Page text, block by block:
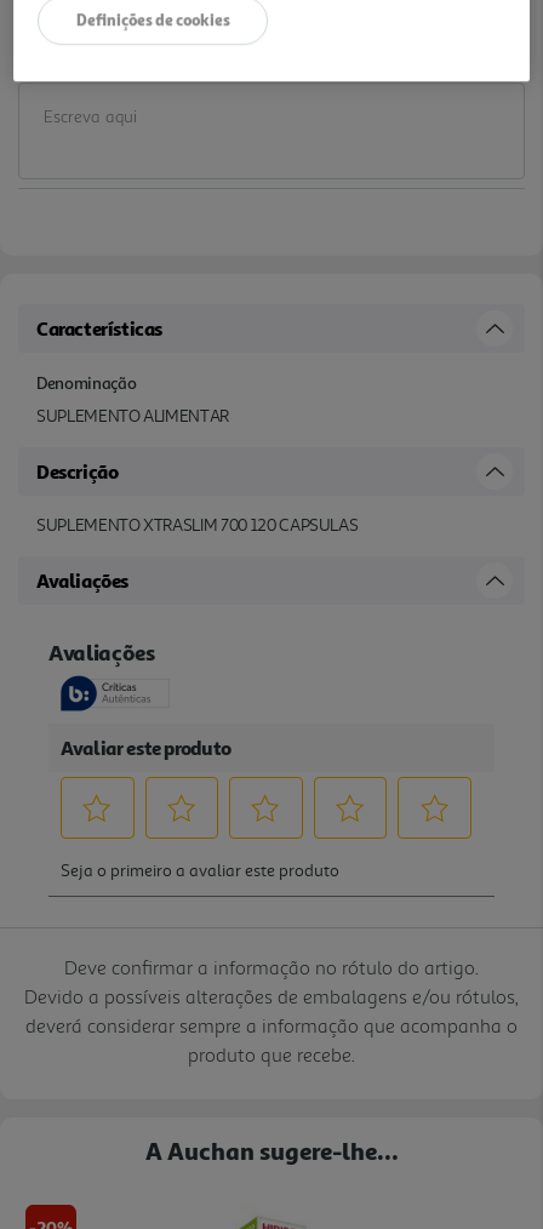
Promoção:
Características
Denominação
SUPLEMENTO ALIMENTAR
Descrição
SUPLEMENTO XTRASLIM 700 120 CAPSULAS
Avaliações
Deve confirmar a informação no rótulo do artigo.
Devido a possíveis alterações de embalagens e/ou rótulos,
deverá considerar sempre a informação que acompanha o
produto que recebe.
A Auchan sugere-lhe...
Definições de cookies